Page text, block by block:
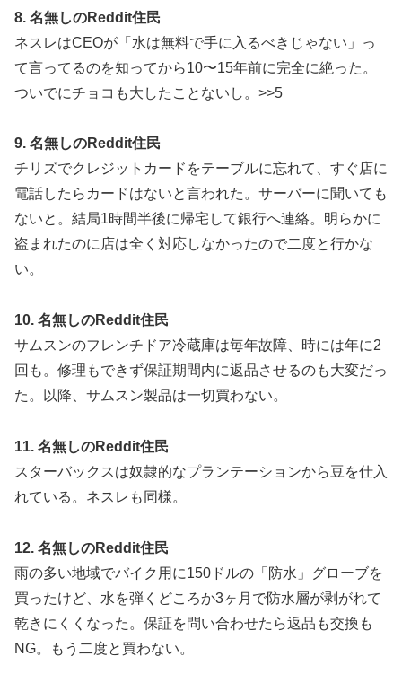
8. 名無しのReddit住民
ネスレはCEOが「水は無料で手に入るべきじゃない」っ
て言ってるのを知ってから10〜15年前に完全に絶った。
ついでにチョコも大したことないし。>>5
9. 名無しのReddit住民
チリズでクレジットカードをテーブルに忘れて、すぐ店に
電話したらカードはないと言われた。サーバーに聞いても
ないと。結局1時間半後に帰宅して銀行へ連絡。明らかに
盗まれたのに店は全く対応しなかったので二度と行かな
い。
10. 名無しのReddit住民
サムスンのフレンチドア冷蔵庫は毎年故障、時には年に2
回も。修理もできず保証期間内に返品させるのも大変だっ
た。以降、サムスン製品は一切買わない。
11. 名無しのReddit住民
スターバックスは奴隷的なプランテーションから豆を仕入
れている。ネスレも同様。
12. 名無しのReddit住民
雨の多い地域でバイク用に150ドルの「防水」グローブを
買ったけど、水を弾くどころか3ヶ月で防水層が剥がれて
乾きにくくなった。保証を問い合わせたら返品も交換も
NG。もう二度と買わない。